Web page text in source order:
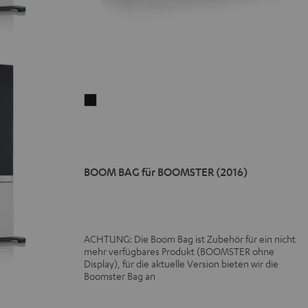
(2016)
BOOM BAG für BOOMSTER (2016)
ACHTUNG: Die Boom Bag ist Zubehör für ein nicht
mehr verfügbares Produkt (BOOMSTER ohne
Display), für die aktuelle Version bieten wir die
Boomster Bag an